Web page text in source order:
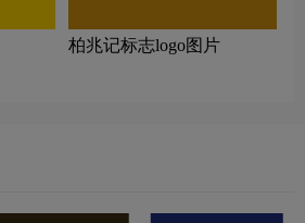
柏兆记标志logo图片